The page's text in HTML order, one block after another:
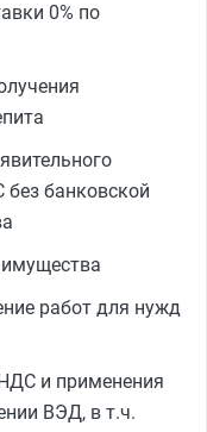
0% по
банковской
работ для нужд
и применения
ВЭД, в т.ч.